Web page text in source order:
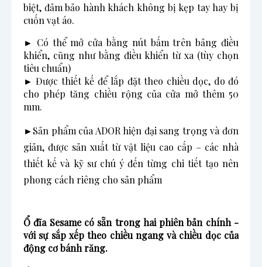
biệt, đảm bảo hành khách không bị kẹp tay hay bị
cuốn vạt áo.
► Có thể mở cửa bằng nút bấm trên bảng điều
khiển, cũng như bằng điều khiển từ xa (tùy chọn
tiêu chuẩn)
► Được thiết kế để lắp đặt theo chiều dọc, do đó
cho phép tăng chiều rộng của cửa mở thêm 50
mm.
►Sản phẩm của ADOR hiện đại sang trọng và đơn
giản, được sản xuất từ vật liệu cao cấp – các nhà
thiết kế và kỹ sư chú ý đến từng chi tiết tạo nên
phong cách riêng cho sản phẩm
Ổ đĩa Sesame có sẵn trong hai phiên bản chính -
với sự sắp xếp theo chiều ngang và chiều dọc của
động cơ bánh răng.